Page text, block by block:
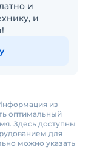
и
и
из
оптимальный
Здесь доступны
для
можно указать